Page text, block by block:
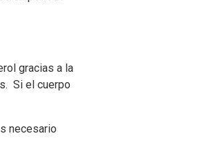
gracias a la
Si el cuerpo
necesario